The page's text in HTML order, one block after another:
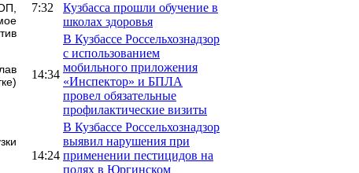
7:32
Кузбасса прошли обучение в
школах здоровья
14:34
В Кузбассе Россельхознадзор
с использованием
мобильного приложения
«Инспектор» и БПЛА
провел обязательные
профилактические визиты
14:24
В Кузбассе Россельхознадзор
выявил нарушения при
применении пестицидов на
полях в Юргинском